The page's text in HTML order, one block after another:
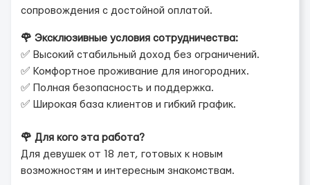
сопровождения с достойной оплатой.
🌹 Эксклюзивные условия сотрудничества:
✅ Высокий стабильный доход без ограничений.
✅ Комфортное проживание для иногородних.
✅ Полная безопасность и поддержка.
✅ Широкая база клиентов и гибкий график.
🌹 Для кого эта работа?
Для девушек от 18 лет, готовых к новым
возможностям и интересным знакомствам.